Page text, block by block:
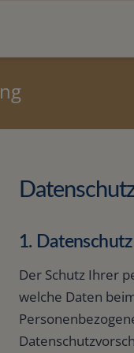
1.
Der Schutz Ihrer
welche Daten